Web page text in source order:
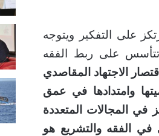
على التفكير ويتوجه
تتأسس على ربط الفقه
اقتصار الاجتهاد المقاصدي
وامتدادها في عمق
في المجالات المتعددة
في الفقه والتشريع هو